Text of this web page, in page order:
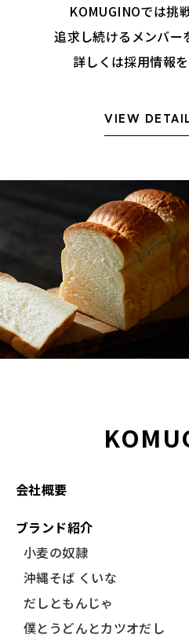
KOMUGINOでは挑
追求し続けるメンバー
詳しくは採用情報
VIEW
会社概要
ブランド紹介
小麦の奴隷
沖縄そば くいな
だしともんじゃ
僕とうどんとカツオだし